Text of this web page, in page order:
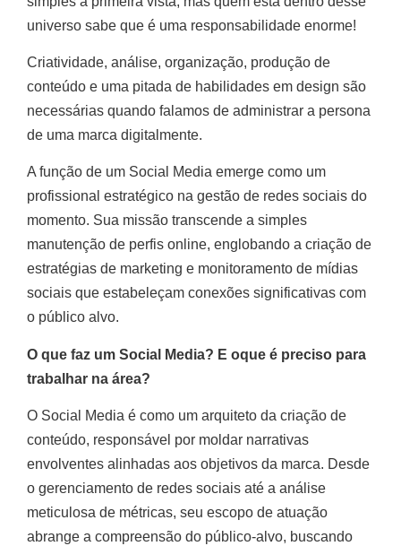
universo sabe que é uma responsabilidade enorme!
Criatividade, análise, organização, produção de
conteúdo e uma pitada de habilidades em design são
necessárias quando falamos de administrar a persona
de uma marca digitalmente.
A função de um Social Media emerge como um
profissional estratégico na gestão de redes sociais do
momento. Sua missão transcende a simples
manutenção de perfis online, englobando a criação de
estratégias de marketing e monitoramento de mídias
sociais que estabeleçam conexões significativas com
o público alvo.
O que faz um Social Media? E oque é preciso para
trabalhar na área?
O Social Media é como um arquiteto da criação de
conteúdo, responsável por moldar narrativas
envolventes alinhadas aos objetivos da marca. Desde
o gerenciamento de redes sociais até a análise
meticulosa de métricas, seu escopo de atuação
abrange a compreensão do público-alvo, buscando